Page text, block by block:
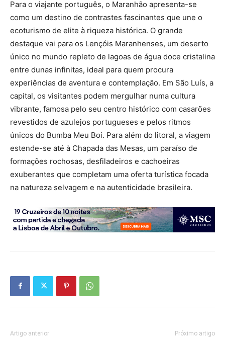
Para o viajante português, o Maranhão apresenta-se
como um destino de contrastes fascinantes que une o
ecoturismo de elite à riqueza histórica. O grande
destaque vai para os Lençóis Maranhenses, um deserto
único no mundo repleto de lagoas de água doce cristalina
entre dunas infinitas, ideal para quem procura
experiências de aventura e contemplação. Em São Luís, a
capital, os visitantes podem mergulhar numa cultura
vibrante, famosa pelo seu centro histórico com casarões
revestidos de azulejos portugueses e pelos ritmos
únicos do Bumba Meu Boi. Para além do litoral, a viagem
estende-se até à Chapada das Mesas, um paraíso de
formações rochosas, desfiladeiros e cachoeiras
exuberantes que completam uma oferta turística focada
na natureza selvagem e na autenticidade brasileira.
Artigo anterior Próximo artigo